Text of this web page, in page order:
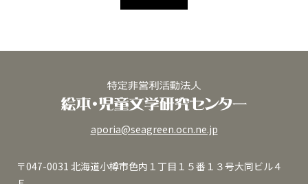
aporia@seagreen.ocn.ne.jp
〒047-0031 北海道小樽市色内１丁目１５番１３号大同ビル４